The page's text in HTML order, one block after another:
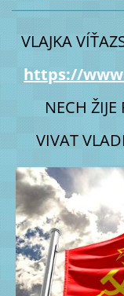
VLAJKA
https://
NECH
VIVAT